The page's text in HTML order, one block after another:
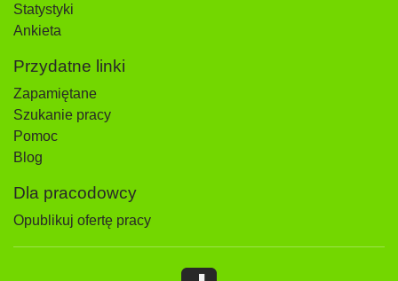
Statystyki
Ankieta
Przydatne linki
Zapamiętane
Szukanie pracy
Pomoc
Blog
Dla pracodowcy
Opublikuj ofertę pracy